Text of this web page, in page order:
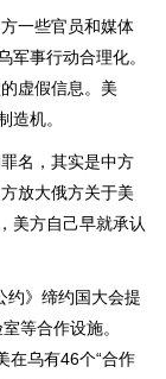
一些官员和媒体
军事行动合理化。
虚假信息。美
造机。
名，其实是中方
放大俄方关于美
美方自己早就承认
》缔约国大会提
等合作设施。
在乌有46个“合作